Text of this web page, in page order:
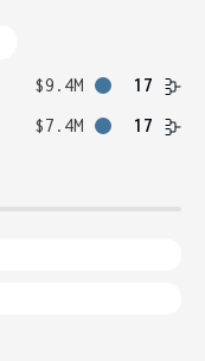
$9.4M
17
$7.4M 17